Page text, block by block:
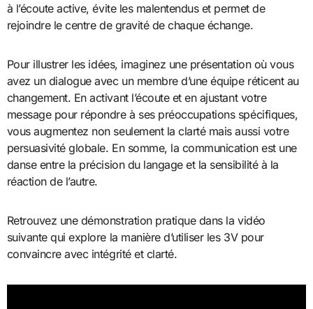
à l’écoute active, évite les malentendus et permet de
rejoindre le centre de gravité de chaque échange.
Pour illustrer les idées, imaginez une présentation où vous
avez un dialogue avec un membre d’une équipe réticent au
changement. En activant l’écoute et en ajustant votre
message pour répondre à ses préoccupations spécifiques,
vous augmentez non seulement la clarté mais aussi votre
persuasivité globale. En somme, la communication est une
danse entre la précision du langage et la sensibilité à la
réaction de l’autre.
Retrouvez une démonstration pratique dans la vidéo
suivante qui explore la manière d’utiliser les 3V pour
convaincre avec intégrité et clarté.